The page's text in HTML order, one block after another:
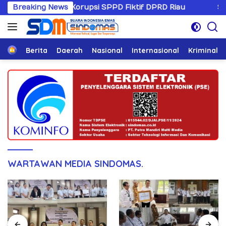
Langsung
ke
konten
Breaking News
Korupsi SPPD Fiktif DPRD Riau Sandiwaranya
HomeBerita Daerah Nasional Internasional Kriminal
WARTAWAN MEDIA SINDOMAS.